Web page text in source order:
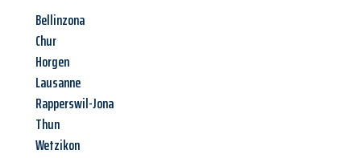
Bellinzona
Chur
Horgen
Lausanne
Rapperswil-Jona
Thun
Wetzikon